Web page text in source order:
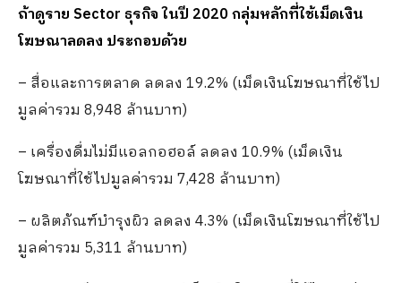
ถ้าดูรายSector ธุรกิจ ในปี 2020 กลุ่มหลักที่ใช้เม็ดเงิน
โฆษณาลดลง ประกอบด้วย
– สื่อและการตลาด ลดลง 19.2% (เม็ดเงินโฆษณาที่ใช้ไป
มูลค่ารวม 8,948 ล้านบาท)
– เครื่องดื่มไม่มีแอลกอฮอล์ ลดลง 10.9% (เม็ดเงิน
โฆษณาที่ใช้ไปมูลค่ารวม 7,428 ล้านบาท)
– ผลิตภัณฑ์บำรุงผิว ลดลง 4.3% (เม็ดเงินโฆษณาที่ใช้ไป
มูลค่ารวม 5,311 ล้านบาท)